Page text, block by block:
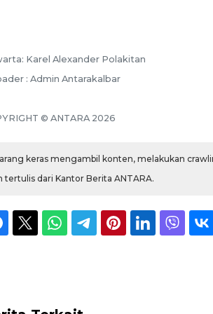
Karel Alexander Polakitan
: Admin Antarakalbar
© ANTARA 2026
keras mengambil konten, melakukan
tertulis dari Kantor Berita ANTARA.